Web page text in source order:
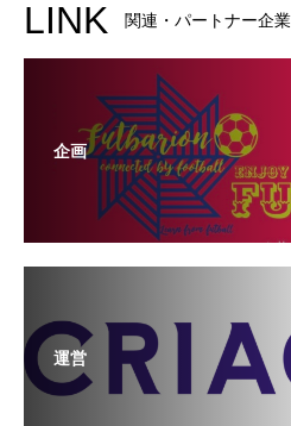
LINK 関連・パートナー企業
企画
運営